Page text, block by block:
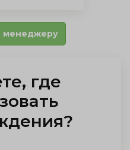
менеджеру
где
?